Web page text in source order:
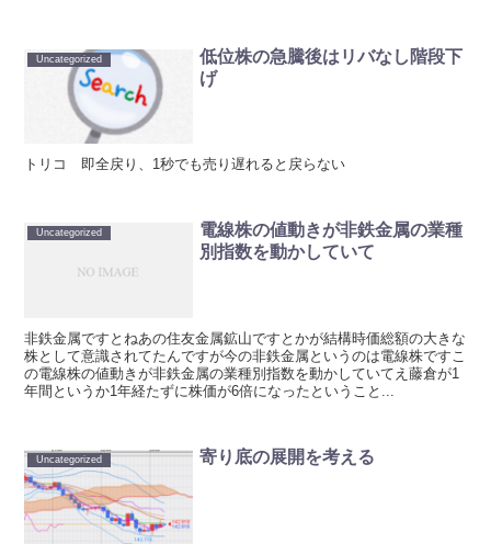
Uncategorized
低位株の急騰後はリバなし階段下
げ
トリコ 即全戻り、1秒でも売り遅れると戻らない
Uncategorized
電線株の値動きが非鉄金属の業種
別指数を動かしていて
非鉄金属ですとねあの住友金属鉱山ですとかが結構時価総額の大きな
株として意識されてたんですが今の非鉄金属というのは電線株ですこ
の電線株の値動きが非鉄金属の業種別指数を動かしていてえ藤倉が1
年間というか1年経たずに株価が6倍になったということ...
Uncategorized 寄り底の展開を考える